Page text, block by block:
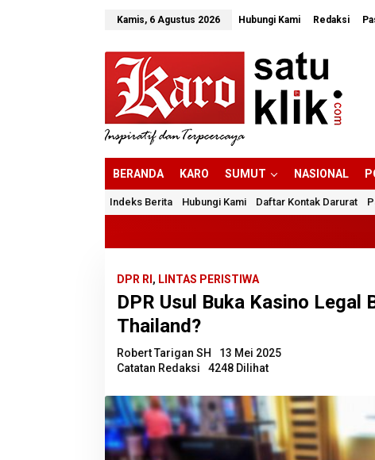
Kamis, 6 Agustus 2026 Hubungi Kami Redaksi
BERANDA KARO SUMUT NASIONAL
Indeks Berita Hubungi Kami Daftar Kontak Darurat
DPR RI , LINTAS PERISTIWA
DPR Usul Buka Kasino Legal
Thailand?
Robert Tarigan SH
13 Mei 2025
Catatan Redaksi
4248 Dilihat